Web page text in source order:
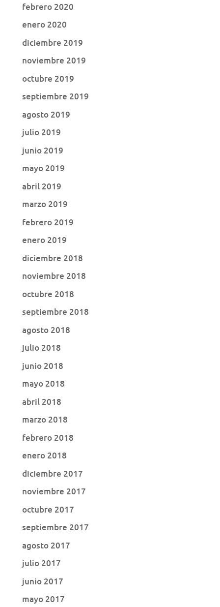
febrero 2020
enero 2020
diciembre 2019
noviembre 2019
octubre 2019
septiembre 2019
agosto 2019
julio 2019
junio 2019
mayo 2019
abril 2019
marzo 2019
febrero 2019
enero 2019
diciembre 2018
noviembre 2018
octubre 2018
septiembre 2018
agosto 2018
julio 2018
junio 2018
mayo 2018
abril 2018
marzo 2018
febrero 2018
enero 2018
diciembre 2017
noviembre 2017
octubre 2017
septiembre 2017
agosto 2017
julio 2017
junio 2017
mayo 2017